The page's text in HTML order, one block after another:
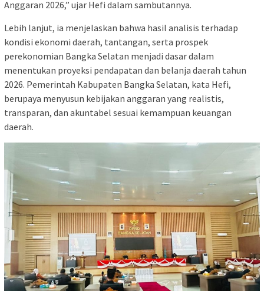
Anggaran 2026,” ujar Hefi dalam sambutannya.
Lebih lanjut, ia menjelaskan bahwa hasil analisis terhadap
kondisi ekonomi daerah, tantangan, serta prospek
perekonomian Bangka Selatan menjadi dasar dalam
menentukan proyeksi pendapatan dan belanja daerah tahun
2026. Pemerintah Kabupaten Bangka Selatan, kata Hefi,
berupaya menyusun kebijakan anggaran yang realistis,
transparan, dan akuntabel sesuai kemampuan keuangan
daerah.